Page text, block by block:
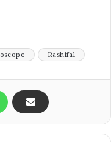
Rashifal